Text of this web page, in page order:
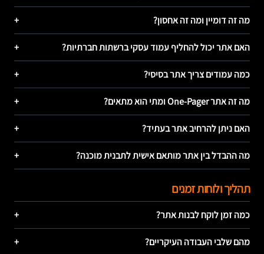
מה זה דומיין ומה זה אחסון? +
האם אתר יכול להחליף עמוד עסקי ברשתות חברתיות? +
כמה עמודים צריך אתר בסיסי? +
מה זה אתר One-Pager ומתי הוא מתאים? +
האם ניתן להרחיב אתר בעתיד? +
מה ההבדל בין אתר מותאם אישית לתבנית מוכנה? +
תהליך ולוחות זמנים
כמה זמן לוקח לבנות אתר? +
מהם שלבי העבודה העיקריים? +